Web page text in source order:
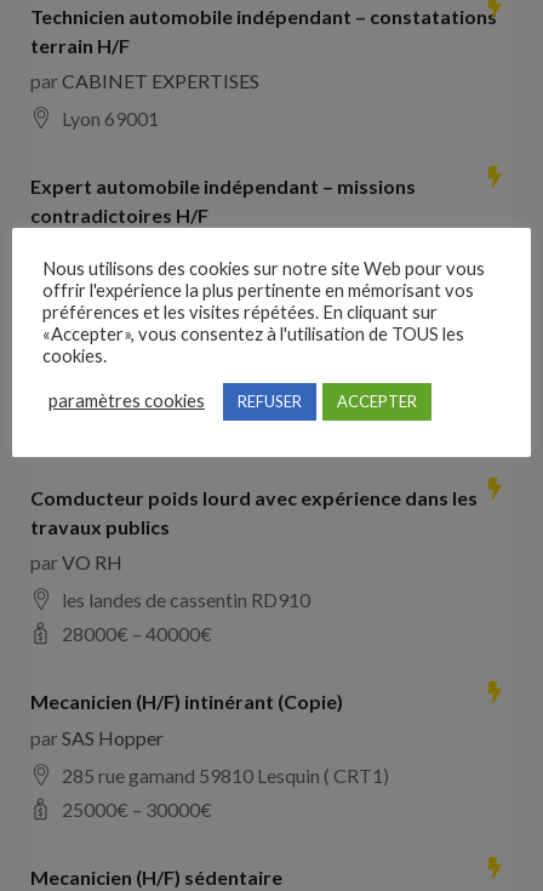
Technicien automobile indépendant – constatations
terrain H/F
parCABINET EXPERTISES
Lyon 69001
Expert automobile indépendant – missions
contradictoires H/F
Lyon 69001
Collaborateur comptable H/F
parHays France
Comducteur poids lourd avec expérience dans les
travaux publics
parVO RH
les landes de cassentin RD910
28000€ – 40000€
Mecanicien (H/F) intinérant (Copie)
parSAS Hopper
285 rue gamand 59810 Lesquin ( CRT1)
25000€ – 30000€
Mecanicien (H/F) sédentaire
Nous utilisons des cookies sur notre site Web pour vous
offrir l'expérience la plus pertinente en mémorisant vos
préférences et les visites répétées. En cliquant sur
«Accepter», vous consentez à l'utilisation de TOUS les
cookies.
paramètres cookies REFUSER ACCEPTER